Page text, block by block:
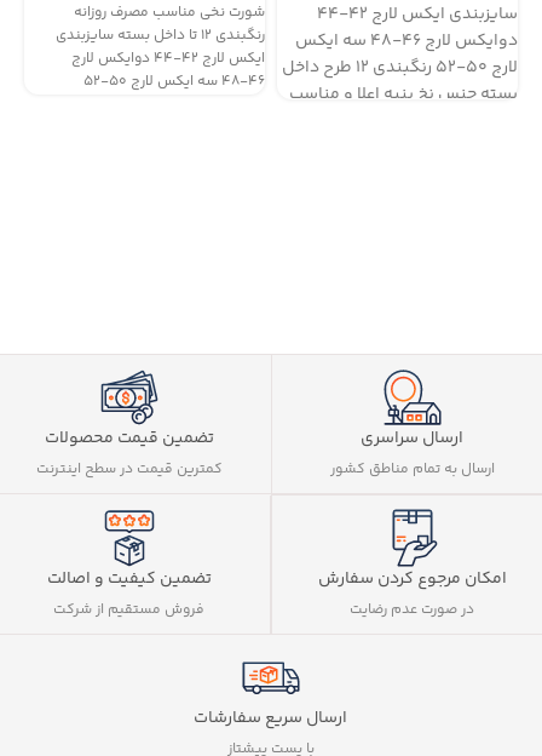
سایزبندی ایکس لارج ۴۲-۴۴
دوایکس لارج ۴۶-۴۸ سه ایکس
لارج ۵۰-۵۲ رنگبندی ۱۲ طرح داخل
بسته جنس نخ پنبه اعلا و مناسب
شورت نخی مناسب مصرف روزانه
رنگبندی ۱۲ تا داخل بسته سایزبندی
ایکس لارج ۴۲-۴۴ دوایکس لارج
۴۶-۴۸ سه ایکس لارج ۵۰-۵۲
ارسال سراسری
ارسال به تمام مناطق کشور
تضمین قیمت محصولات
کمترین قیمت در سطح اینترنت
امکان مرجوع کردن سفارش
در صورت عدم رضایت
تضمین کیفیت و اصالت
فروش مستقیم از شرکت
ارسال سریع سفارشات
با پست پیشتاز